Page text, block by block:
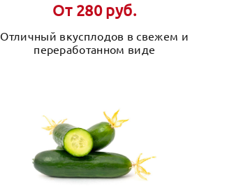
От 280 руб.
Отличный вкусплодов в свежем и
переработанном виде